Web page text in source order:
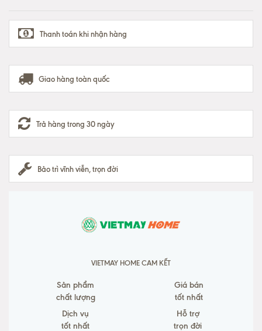
Thanh toán khi nhận hàng
Giao hàng toàn quốc
Trả hàng trong 30 ngày
Bảo trì vĩnh viễn, trọn đời
VIETMAY HOME CAM KẾT
Sản phẩm
chất lượng
Giá bán
tốt nhất
Dịch vụ
tốt nhất
Hỗ trợ
trọn đời